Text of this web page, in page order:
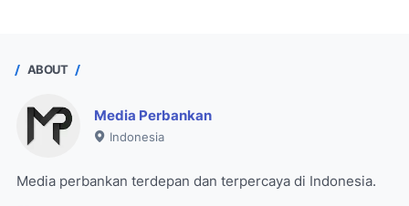
ABOUT
Media Perbankan
Indonesia
Media perbankan terdepan dan terpercaya di Indonesia.